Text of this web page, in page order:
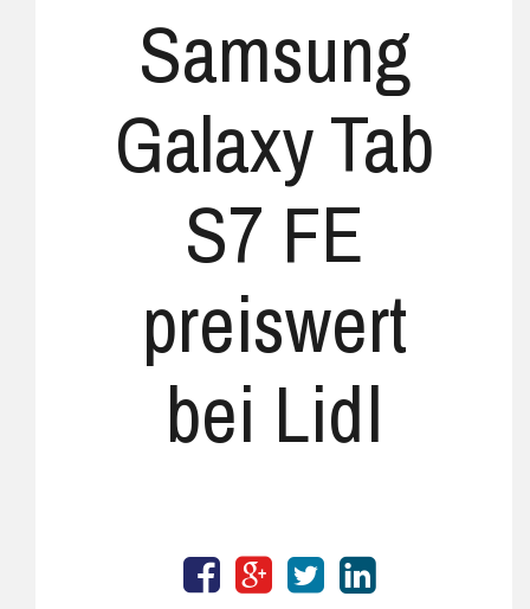
Samsung
Galaxy Tab
S7 FE
preiswert
bei Lidl